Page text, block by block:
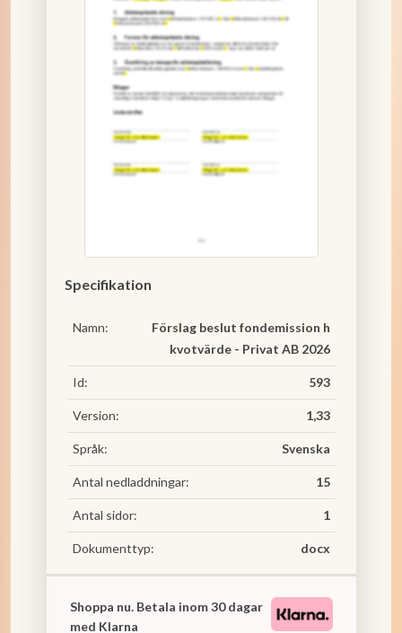
Specifikation
Namn:
Förslag beslut fondemission h
kvotvärde - Privat AB 2026
Id: 593
Version: 1,33
Språk: Svenska
Antal nedladdningar: 15
Antal sidor: 1
Dokumenttyp: docx
Shoppa nu. Betala inom 30 dagar
med Klarna